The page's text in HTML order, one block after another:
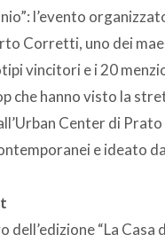
l’evento
Corretti, uno dei
vincitori e i 20
che hanno visto la
Center di
e ideato
dell’edizione “La Casa